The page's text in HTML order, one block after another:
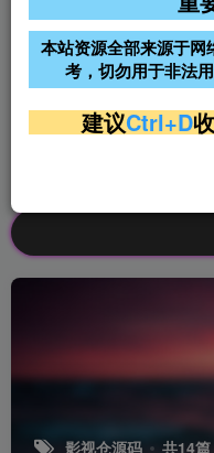
阿里云2核2G200M服务器
年
超低价文字广告位招租
影视仓源码 共14篇
本站资源全部来源于网
考，切勿用于非法
建议Ctrl+D